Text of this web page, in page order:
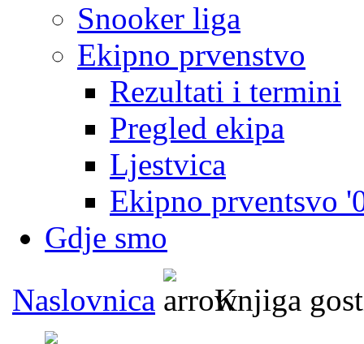
Snooker liga
Ekipno prvenstvo
Rezultati i termini
Pregled ekipa
Ljestvica
Ekipno prventsvo
Gdje smo
Naslovnica
Knjiga